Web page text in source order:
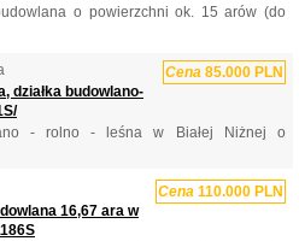
o powierzchni ok. 15 arów (do
Cena 85.000 PLN
działka budowlano-
- rolno - leśna w Białej Niżnej o
Cena 110.000 PLN
16,67 ara w